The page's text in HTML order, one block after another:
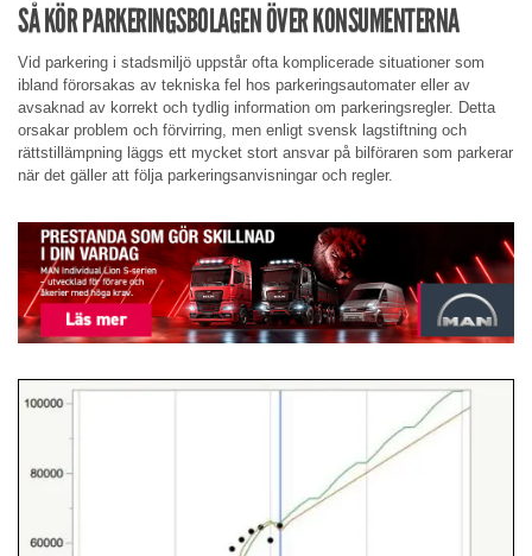
SÅ KÖR PARKERINGSBOLAGEN ÖVER KONSUMENTERNA
Vid parkering i stadsmiljö uppstår ofta komplicerade situationer som
ibland förorsakas av tekniska fel hos parkeringsautomater eller av
avsaknad av korrekt och tydlig information om parkeringsregler. Detta
orsakar problem och förvirring, men enligt svensk lagstiftning och
rättstillämpning läggs ett mycket stort ansvar på bilföraren som parkerar
när det gäller att följa parkeringsanvisningar och regler.